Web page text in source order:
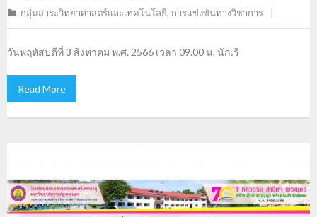
กลุ่มสาระวิทยาศาสตร์และเทคโนโลยี, การแข่งขันทางวิชาการ
วันพฤหัสบดีที่ 3 สิงหาคม พ.ศ. 2566 เวลา 09.00 น. นักเรี
Read More